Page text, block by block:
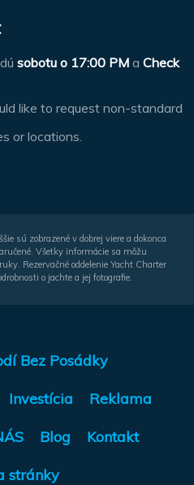
sobotu o 17:00 PM a Check
like to request non-standard
or locations.
sú zobrazené v dobrej viere a dokonca
Všetky informácie sa môžu
Rezervačné oddelenie Yacht Charter
o jachte a jej fotografie.
Bez Posádky
Investícia Reklama
Blog Kontakt
stránky